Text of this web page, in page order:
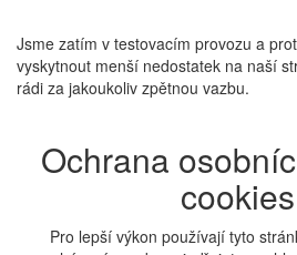
Jsme zatím v testovacím provozu a
vyskytnout menší nedostatek na naší
rádi za jakoukoliv zpětnou vazbu.
Ochrana
cookies
Pro lepší výkon používají tyto